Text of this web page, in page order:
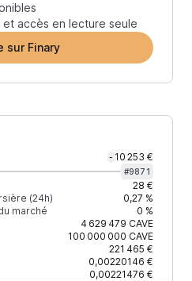
accès en lecture seule
sur Finary
- 10 253 €
#9871
28 €
(24h)
0,27 %
marché
0 %
4 629 479 CAVE
100 000 000 CAVE
221 465 €
0,00220146 €
0,00221476 €